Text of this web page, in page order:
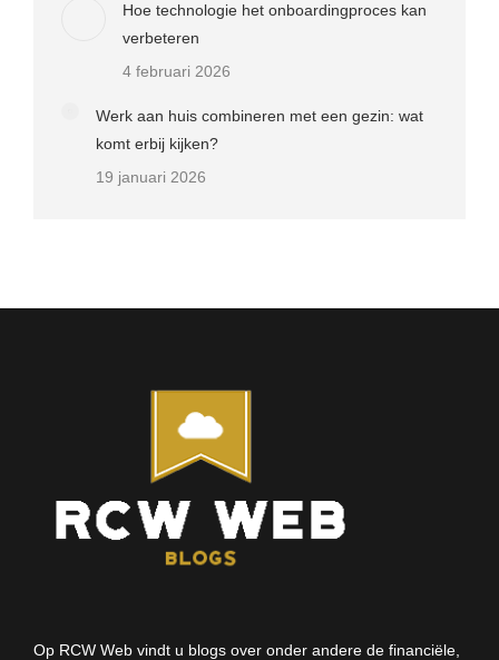
Hoe technologie het onboardingproces kan
verbeteren
4 februari 2026
Werk aan huis combineren met een gezin: wat
komt erbij kijken?
19 januari 2026
Op RCW Web vindt u blogs over onder andere de financiële,